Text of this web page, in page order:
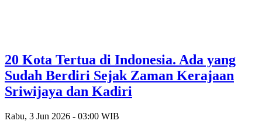
20 Kota Tertua di Indonesia. Ada yang
Sudah Berdiri Sejak Zaman Kerajaan
Sriwijaya dan Kadiri
Rabu, 3 Jun 2026 - 03:00 WIB